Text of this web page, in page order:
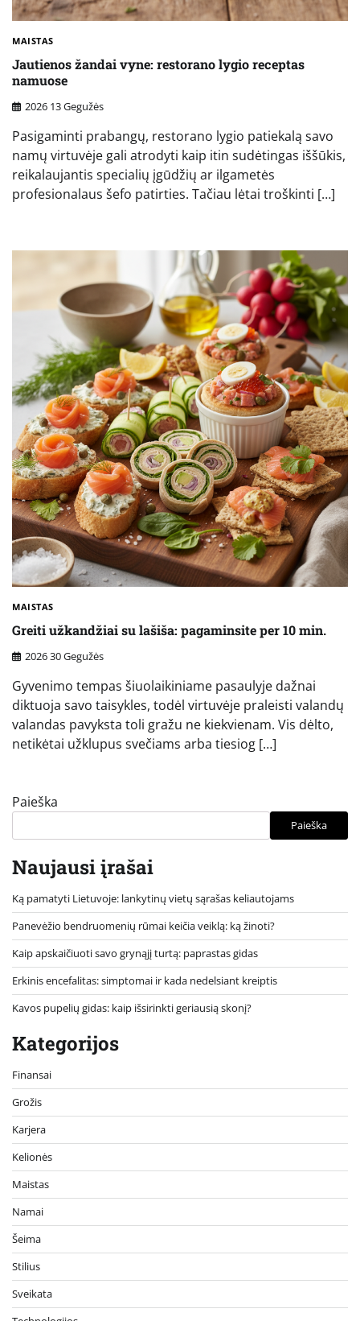
MAISTAS
Jautienos žandai vyne: restorano lygio receptas
namuose
2026 13 Gegužės
Pasigaminti prabangų, restorano lygio patiekalą savo
namų virtuvėje gali atrodyti kaip itin sudėtingas iššūkis,
reikalaujantis specialių įgūdžių ar ilgametės
profesionalaus šefo patirties. Tačiau lėtai troškinti […]
MAISTAS
Greiti užkandžiai su lašiša: pagaminsite per 10 min.
2026 30 Gegužės
Gyvenimo tempas šiuolaikiniame pasaulyje dažnai
diktuoja savo taisykles, todėl virtuvėje praleisti valandų
valandas pavyksta toli gražu ne kiekvienam. Vis dėlto,
netikėtai užklupus svečiams arba tiesiog […]
Paieška
Paieška
Naujausi įrašai
Ką pamatyti Lietuvoje: lankytinų vietų sąrašas keliautojams
Panevėžio bendruomenių rūmai keičia veiklą: ką žinoti?
Kaip apskaičiuoti savo grynąjį turtą: paprastas gidas
Erkinis encefalitas: simptomai ir kada nedelsiant kreiptis
Kavos pupelių gidas: kaip išsirinkti geriausią skonį?
Kategorijos
Finansai
Grožis
Karjera
Kelionės
Maistas
Namai
Šeima
Stilius
Sveikata